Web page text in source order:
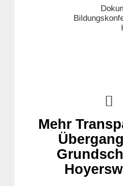
Mehr